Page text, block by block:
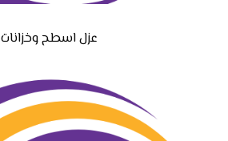
عزل اسطح وخزانات